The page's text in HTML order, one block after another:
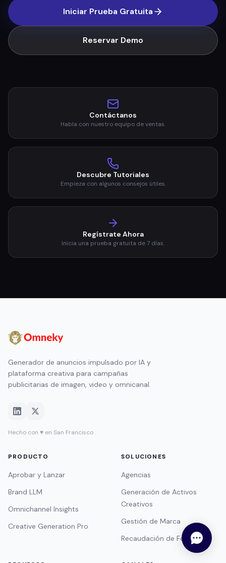
Iniciar Prueba Gratuita
Reservar Demo
Contáctanos
Habla con nuestro equipo de ventas.
Descubre Tutoriales
Empieza con algunos consejos útiles.
Regístrate Ahora
Inicia una prueba gratuita de 7 días.
Generador de anuncios impulsado por IA y
plataforma creativa para campañas
publicitarias de imagen, video y omnicanal.
Hecho con ♥ en San Francisco
PRODUCTO
Aprobar y Lanzar
Brand LLM
Omnichannel Insights
Creative Generation Pro
SOLUCIONES
Agencias
Generación de Activos
Creativos
Gestión de Marca
Recaudación de Fondos